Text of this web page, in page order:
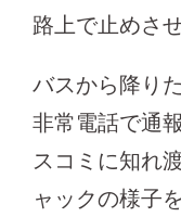
路上で止めさ
バスから降り
非常電話で通
スコミに知れ
ャックの様子